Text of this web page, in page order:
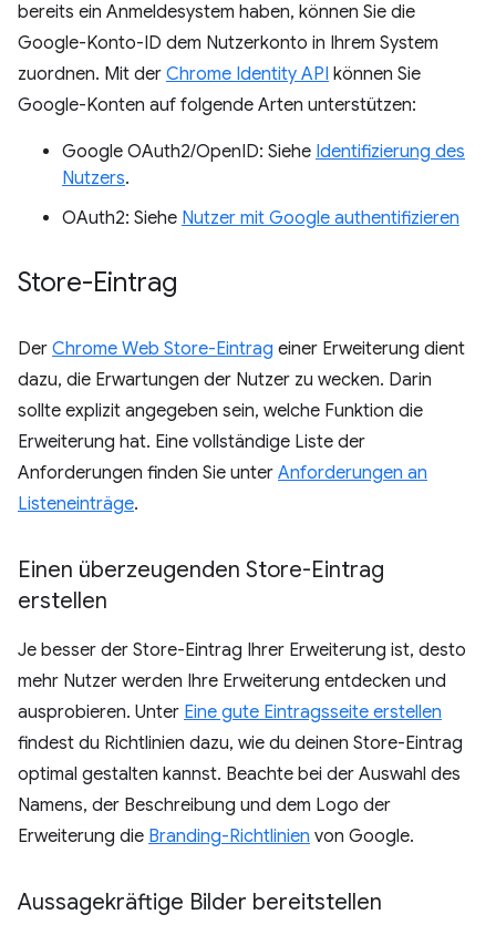
bereits ein Anmeldesystem haben, können Sie die
Google-Konto-ID dem Nutzerkonto in Ihrem System
zuordnen. Mit der Chrome Identity API können Sie
Google-Konten auf folgende Arten unterstützen:
Google OAuth2/OpenID: Siehe Identifizierung des
Nutzers.
OAuth2: Siehe Nutzer mit Google authentifizieren
Store-Eintrag
Der Chrome Web Store-Eintrag einer Erweiterung dient
dazu, die Erwartungen der Nutzer zu wecken. Darin
sollte explizit angegeben sein, welche Funktion die
Erweiterung hat. Eine vollständige Liste der
Anforderungen finden Sie unter Anforderungen an
Listeneinträge.
Einen überzeugenden Store-Eintrag
erstellen
Je besser der Store-Eintrag Ihrer Erweiterung ist, desto
mehr Nutzer werden Ihre Erweiterung entdecken und
ausprobieren. Unter Eine gute Eintragsseite erstellen
findest du Richtlinien dazu, wie du deinen Store-Eintrag
optimal gestalten kannst. Beachte bei der Auswahl des
Namens, der Beschreibung und dem Logo der
Erweiterung die Branding-Richtlinien von Google.
Aussagekräftige Bilder bereitstellen